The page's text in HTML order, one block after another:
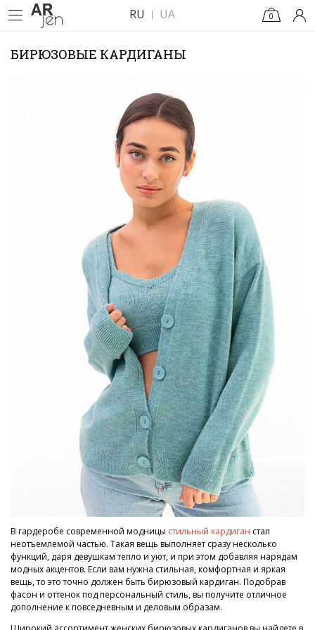
RU UA 0
БИРЮЗОВЫЕ КАРДИГАНЫ
В гардеробе современной модницы стильный кардиган стал
неотъемлемой частью. Такая вещь выполняет сразу несколько
функций, даря девушкам тепло и уют, и при этом добавляя нарядам
модных акцентов. Если вам нужна стильная, комфортная и яркая
вещь, то это точно должен быть бирюзовый кардиган. Подобрав
фасон и оттенок под персональный стиль, вы получите отличное
дополнение к повседневным и деловым образам.